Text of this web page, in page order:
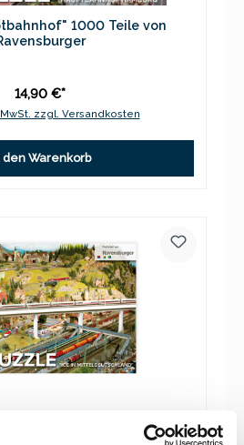
1000 Teile von
14,90 €*
zzgl. Versandkosten
den Warenkorb